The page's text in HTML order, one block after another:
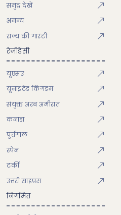
समुद्र देखें
अनन्य
राज्य की गारंटी
रेजीडेंसी
यूएसए
यूनाइटेड किंगडम
संयुक्त अरब अमीरात
कनाडा
पुर्तगाल
स्पेन
टर्की
उत्तरी साइप्रस
निगमित